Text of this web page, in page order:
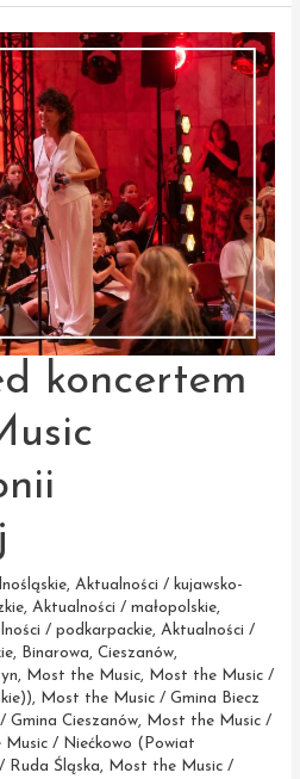
koncertem
,Aktualności / kujawsko-
,Aktualności / małopolskie,
/ podkarpackie,Aktualności /
, Binarowa,Cieszanów,
, Most the Music,
Most the Music /
,
Most the Music / Gmina Biecz
Gmina Cieszanów,
Most the Music /
Music / Niećkowo (Powiat
Ruda Śląska,
Most the Music /